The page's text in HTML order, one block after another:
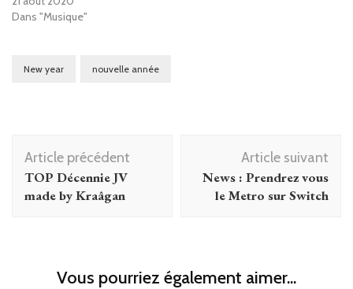
Dans "Musique"
New year nouvelle année
Navigation
d'article
Article précédent
TOP Décennie JV
made by Kraâgan
Article suivant
News : Prendrez vous
le Metro sur Switch
Vous pourriez également aimer...